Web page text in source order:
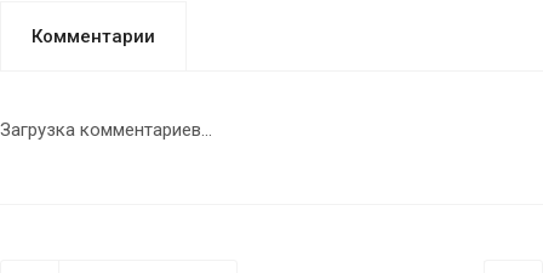
Комментарии
Загрузка комментариев...